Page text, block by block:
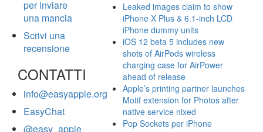
per inviare
una mancia
Scrivi una
recensione
CONTATTI
info@easyapple.org
EasyChat
@easy_apple
Leaked images claim to show
iPhone X Plus & 6.1-inch LCD
iPhone dummy units
iOS 12 beta 5 includes new
shots of AirPods wireless
charging case for AirPower
ahead of release
Apple’s printing partner launches
Motif extension for Photos after
native service nixed
Pop Sockets per iPhone